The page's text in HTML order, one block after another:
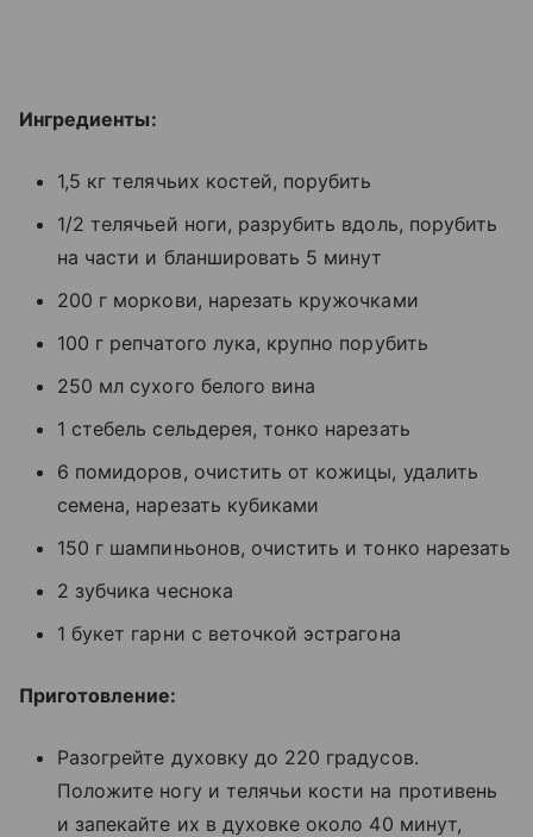
Ингредиенты:
1,5 кг телячьих костей, порубить
1/2 телячьей ноги, разрубить вдоль, порубить
на части и бланшировать 5 минут
200 г моркови, нарезать кружочками
100 г репчатого лука, крупно порубить
250 мл сухого белого вина
1 стебель сельдерея, тонко нарезать
6 помидоров, очистить от кожицы, удалить
семена, нарезать кубиками
150 г шампиньонов, очистить и тонко нарезать
2 зубчика чеснока
1 букет гарни с веточкой эстрагона
Приготовление:
Разогрейте духовку до 220 градусов.
Положите ногу и телячьи кости на противень
и запекайте их в духовке около 40 минут,